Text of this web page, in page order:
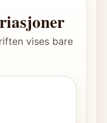
vises bare